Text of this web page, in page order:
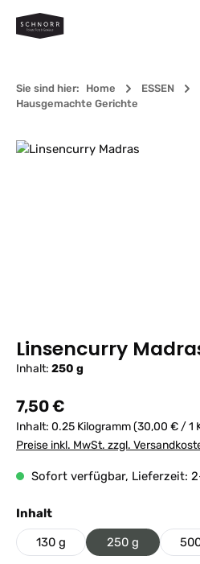
Zum Hauptinhalt springen
Sie sind hier: Home ESSEN
Hausgemachte Gerichte
Bildergalerie überspringen
Linsencurry
Inhalt: 250 g
Regulärer Preis:
7,50 €
Inhalt: 0.25 Kilogramm(30,00 € / 1
Preise inkl. MwSt. zzgl.
Sofort verfügbar, Lieferzeit:
Inhaltauswählen
130 g 250 g